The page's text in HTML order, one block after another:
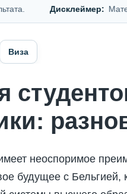
Дисклеймер: Материал
Виза
неоспоримое
будущее с Бельгией,